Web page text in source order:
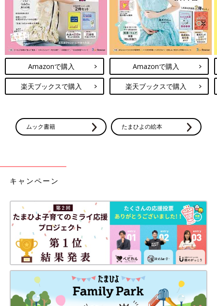
Amazonで購入
楽天ブックスで購入
Amazonで購入
楽天ブックスで購入
ムック書籍 たまひよの絵本
キャンペーン